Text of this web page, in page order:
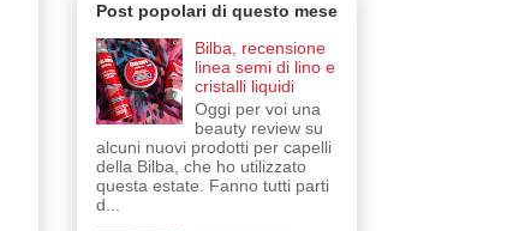
Post popolari di questo mese
Bilba, recensione
linea semi di lino e
cristalli liquidi
Oggi per voi una
beauty review su
alcuni nuovi prodotti per capelli
della Bilba, che ho utilizzato
questa estate. Fanno tutti parti
d...